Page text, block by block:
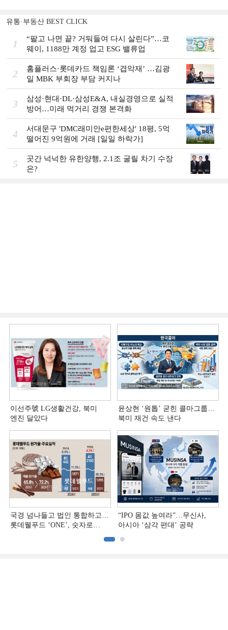
유통·부동산 BEST CLICK
1
“팔고 나면 끝? 거둬들여 다시 살린다”…코
웨이, 1188만 계정 업고 ESG 밸류업
2
홈플러스·롯데카드 책임론 ‘겹악재’ …김광
일 MBK 부회장 부담 커지나
3
삼성·현대·DL·삼성E&A, 내실경영으로 실적
방어…미래 먹거리 경쟁 본격화
4
서대문구 'DMC래미안e편한세상' 18평, 5억
떨어진 9억원에 거래 [일일 하락가]
5
곳간 넉넉한 유한양행, 2.1조 굴릴 차기 수장
은?
이선주號 LG생활건강, 북미
엔진 달았다
윤상현 ‘원톱ʼ 굳힌 콜마그룹…
북미 재건 속도 낸다
국경 넘나들고 법인 통합하고…
롯데웰푸드 ‘ONE’, 숫자로
“IPO 몸값 높여라”…무신사,
아시아 ‘삼각 편대’ 공략